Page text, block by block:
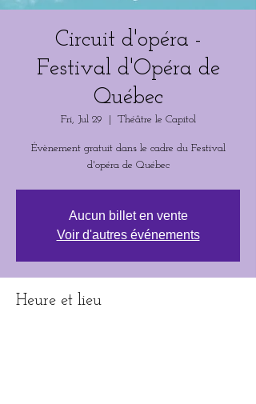
Circuit d'opéra -
Festival d'Opéra de
Québec
Fri, Jul 29 Théâtre le Capitol
Évènement gratuit dans le cadre du Festival
d'opéra de Québec
Aucun billet en vente
Voir d'autres événements
Heure et lieu